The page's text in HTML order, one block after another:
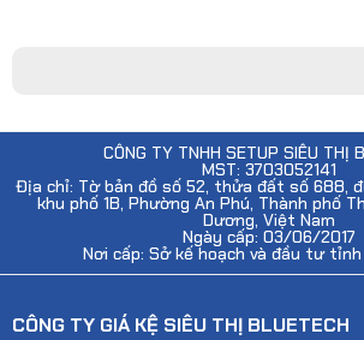
CÔNG TY TNHH SETUP SIÊU THỊ
MST: 3703052141
Địa chỉ: Tờ bản đồ số 52, thửa đất số 688,
khu phố 1B, Phường An Phú, Thành phố
Dương, Việt Nam
Ngày cấp: 03/06/2017
Nơi cấp: Sở kế hoạch và đầu tư
CÔNG TY GIÁ KỆ SIÊU THỊ BLUETECH